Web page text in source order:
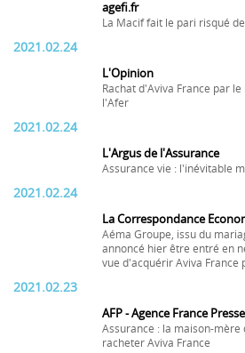
agefi.fr
La Macif fait le pari risqué
2021.02.24
L'Opinion
Rachat d'Aviva France par
l'Afer
2021.02.24
L'Argus de l'Assurance
Assurance vie : l'inévitable
2021.02.24
La Correspondance
Aéma Groupe, issu du
annoncé hier être entré en
vue d'acquérir Aviva France
2021.02.23
AFP - Agence France Presse
Assurance : la maison-mère
racheter Aviva France